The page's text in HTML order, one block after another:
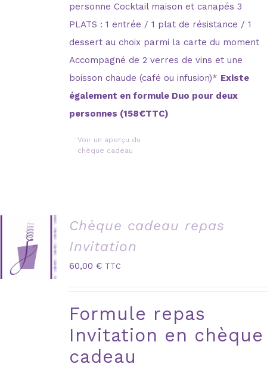
personne Cocktail maison et canapés 3
PLATS : 1 entrée / 1 plat de résistance / 1
dessert au choix parmi la carte du moment
Accompagné de 2 verres de vins et une
boisson chaude (café ou infusion)* Existe
également en formule Duo pour deux
personnes (158€TTC)
Voir un aperçu du
chèque cadeau
VOIR LA
CARTE
Chèque cadeau repas
Invitation
60,00€ TTC
Formule repas
Invitation en chèque
cadeau